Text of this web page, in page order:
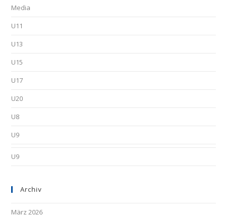
Media
U11
U13
U15
U17
U20
U8
U9
U9
Archiv
März 2026